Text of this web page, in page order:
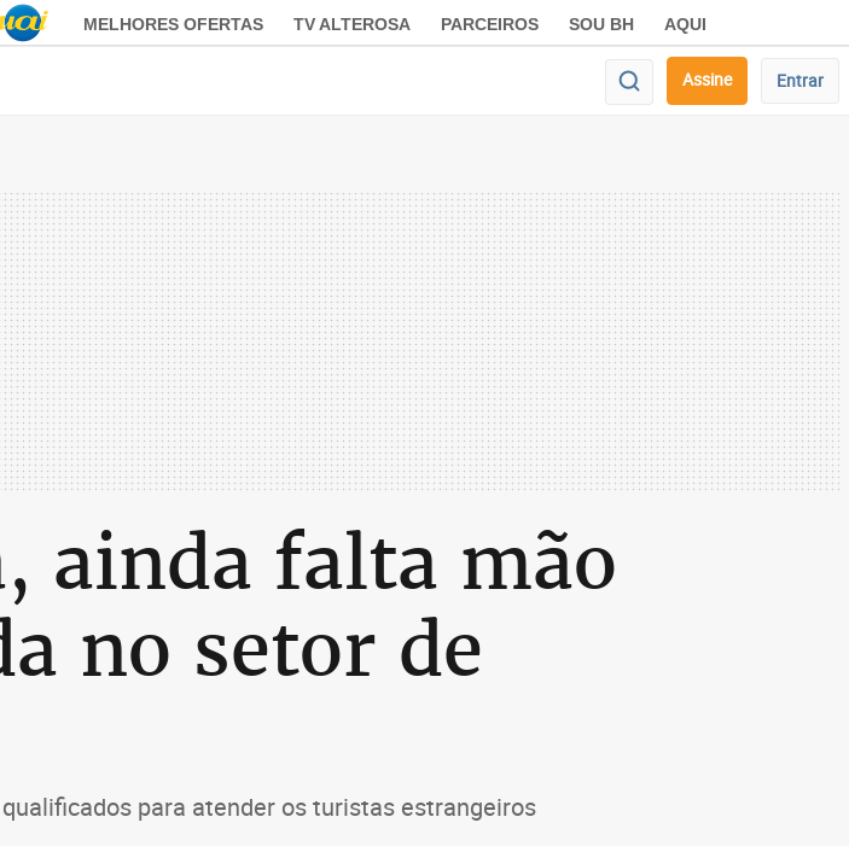
MELHORES OFERTAS TV ALTEROSA PARCEIROS SOU BH AQUI
Assine Entrar
ainda falta mão
no setor de
para atender os turistas estrangeiros